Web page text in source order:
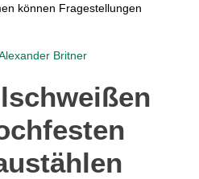
können Fragestellungen
Britner